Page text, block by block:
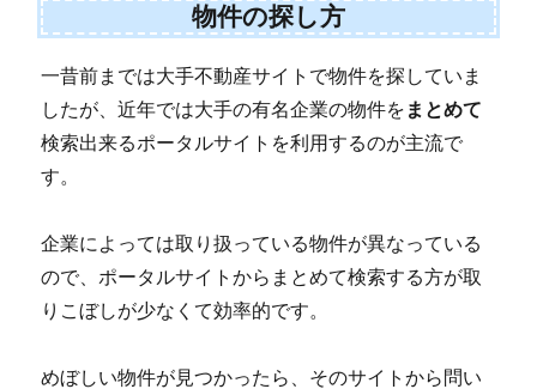
物件の探し方
一昔前までは大手不動産サイトで物件を探していま
したが、近年では大手の有名企業の物件を まとめて
検索出来るポータルサイトを利用するのが主流で
す。
企業によっては取り扱っている物件が異なっている
ので、ポータルサイトからまとめて検索する方が取
りこぼしが少なくて効率的です。
めぼしい物件が見つかったら、そのサイトから問い